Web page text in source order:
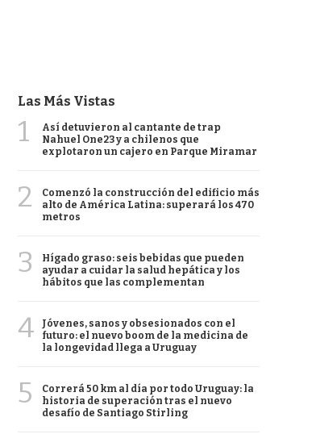
Las Más Vistas
1
Así detuvieron al cantante de trap
Nahuel One23 y a chilenos que
explotaron un cajero en Parque Miramar
2
Comenzó la construcción del edificio más
alto de América Latina: superará los 470
metros
3
Hígado graso: seis bebidas que pueden
ayudar a cuidar la salud hepática y los
hábitos que las complementan
4
Jóvenes, sanos y obsesionados con el
futuro: el nuevo boom de la medicina de
la longevidad llega a Uruguay
5
Correrá 50 km al día por todo Uruguay: la
historia de superación tras el nuevo
desafío de Santiago Stirling